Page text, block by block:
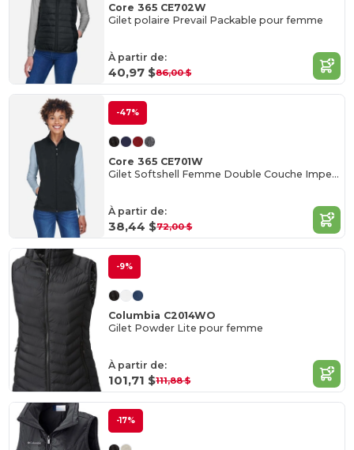
Core 365 CE702W
Gilet polaire Prevail Packable pour femme
À partir de:
40,97 $86,00 $
-47%
Core 365 CE701W
Gilet Softshell Femme Double Couche Imperméable
À partir de:
38,44 $72,00 $
-9%
Columbia C2014WO
Gilet Powder Lite pour femme
À partir de:
101,71 $111,88 $
-17%